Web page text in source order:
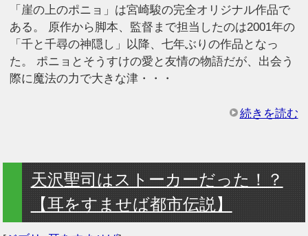
「崖の上のポニョ」は宮崎駿の完全オリジナル作品で
ある。 原作から脚本、監督まで担当したのは2001年の
「千と千尋の神隠し」以降、七年ぶりの作品となっ
た。 ポニョとそうすけの愛と友情の物語だが、出会う
際に魔法の力で大きな津・・・
続きを読む
天沢聖司はストーカーだった！？
【耳をすませば都市伝説】